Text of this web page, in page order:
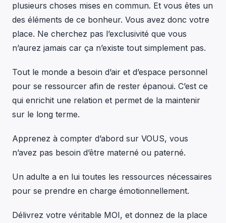
plusieurs choses mises en commun. Et vous êtes un
des éléments de ce bonheur. Vous avez donc votre
place. Ne cherchez pas l’exclusivité que vous
n’aurez jamais car ça n’existe tout simplement pas.
Tout le monde a besoin d’air et d’espace personnel
pour se ressourcer afin de rester épanoui. C’est ce
qui enrichit une relation et permet de la maintenir
sur le long terme.
Apprenez à compter d’abord sur VOUS, vous
n’avez pas besoin d’être materné ou paterné.
Un adulte a en lui toutes les ressources nécessaires
pour se prendre en charge émotionnellement.
Délivrez votre véritable MOI, et donnez de la place